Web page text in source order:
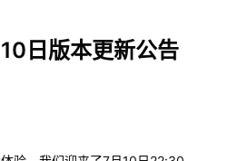
日版本更新公告